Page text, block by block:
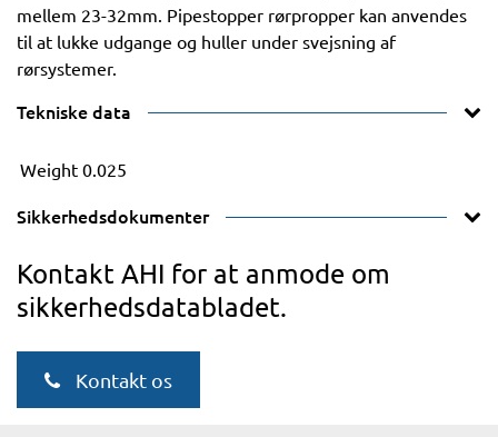
mellem 23-32mm. Pipestopper rørpropper kan anvendes
til at lukke udgange og huller under svejsning af
rørsystemer.
Tekniske data
Weight 0.025
Sikkerhedsdokumenter
Kontakt AHI for at anmode om
sikkerhedsdatabladet.
Kontakt os